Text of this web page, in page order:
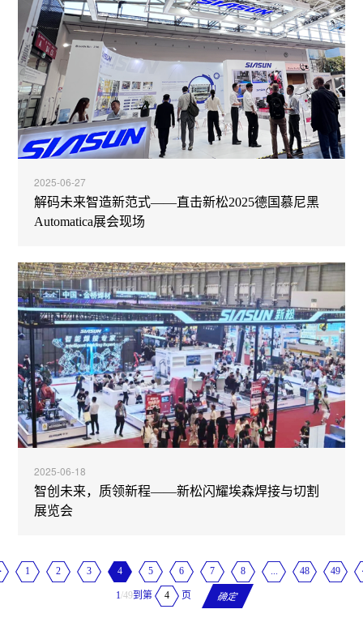
2025-06-27
解码未来智造新范式——直击新松2025德国慕尼黑
Automatica展会现场
2025-06-18
智创未来，质领新程——新松闪耀埃森焊接与切割
展览会
1 2 3 4 5 6 7 8 ... 48 49
1/49到第 页 确定